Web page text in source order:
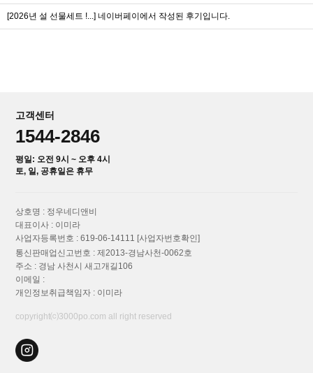
[2026년 설 선물세트 !...] 네이버페이에서 작성된 후기입니다.
고객센터
1544-2846
평일: 오전 9시 ~ 오후 4시
토, 일, 공휴일은 휴무
상호명 : 정우네디앤비
대표이사 : 이미라
사업자등록번호 : 619-06-14111 [사업자번호확인]
통신판매업신고번호 : 제2013-경남사천-0062호
주소 : 경남 사천시 새고개길106
이메일 :
개인정보취급책임자 : 이미라
copyright⒞3000po.com all right reserved